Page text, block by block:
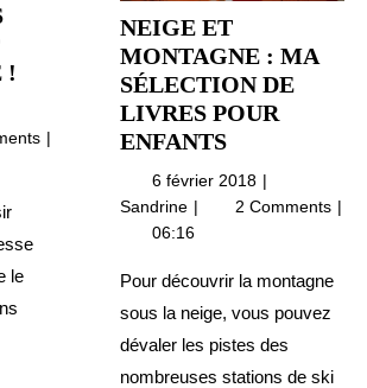
! AMUSEZ-
AVEC
L’ÉTÉ
!
le
NEIGE ET
MONTAGNE : MA
SÉLECTION DE
LIVRES POUR
ENFANTSNEIGE
ET
MONTAGNE
SÉLECTION
DE
LIVRES
POUR
6 février 2018 6
février
Sandrine Neige
et
:
ma
sélection
de
livres
2 Comments
06:16
Pour découvrir la montagne
sous la neige, vous pouvez
dévaler les pistes des
nombreuses stations de ski